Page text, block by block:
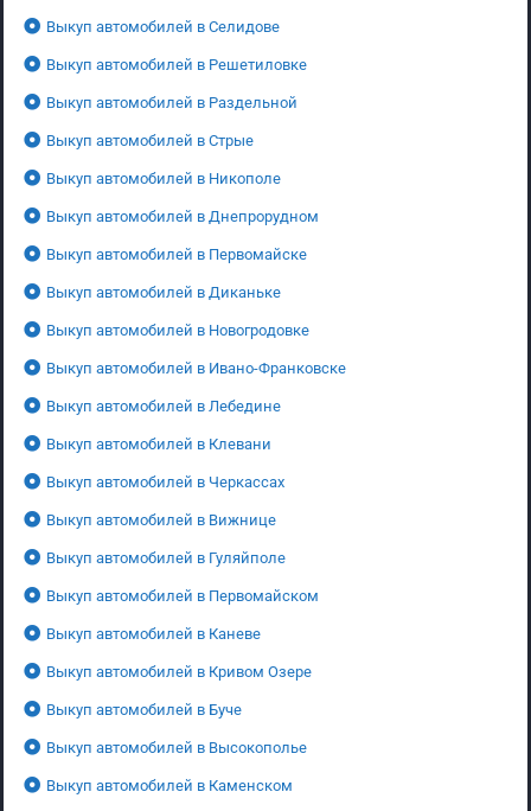
Выкуп автомобилей в Селидове
Выкуп автомобилей в Решетиловке
Выкуп автомобилей в Раздельной
Выкуп автомобилей в Стрые
Выкуп автомобилей в Никополе
Выкуп автомобилей в Днепрорудном
Выкуп автомобилей в Первомайске
Выкуп автомобилей в Диканьке
Выкуп автомобилей в Новогродовке
Выкуп автомобилей в Ивано-Франковске
Выкуп автомобилей в Лебедине
Выкуп автомобилей в Клевани
Выкуп автомобилей в Черкассах
Выкуп автомобилей в Вижнице
Выкуп автомобилей в Гуляйполе
Выкуп автомобилей в Первомайском
Выкуп автомобилей в Каневе
Выкуп автомобилей в Кривом Озере
Выкуп автомобилей в Буче
Выкуп автомобилей в Высокополье
Выкуп автомобилей в Каменском